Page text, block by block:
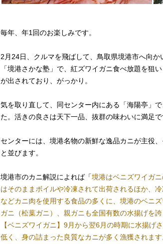
毎年、年1回のお楽しみです。
2月24日、クルマを飛ばして、鳥取県境港市へ向
「境港さかな塾」で、紅ズワイガニ食べ放題を狙
が出されており、がっかり。
気を取り直して、同センター内にある「海陽亭」
た。活きの良さは天下一品、抜群の味わいに満足で
センターには、境港名物の新鮮な逸品カニが主役
と並びます。
境港市のカニ解説によれば「境港はベニズワイガ
はそのままボイルや冷凍されて出荷されるほか、
などカニ肉を使用する食品の多くに、境港のベニ
ガニ（松葉ガニ）、親ガニも全国有数の水揚げを誇
【ベニズワイガニ】9月から翌6月の時期に水揚げ
低く、身の詰まった良質なカニが多く漁獲されます